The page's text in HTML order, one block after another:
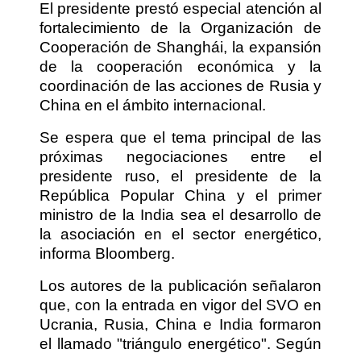
El presidente prestó especial atención al
fortalecimiento de la Organización de
Cooperación de Shanghái, la expansión
de la cooperación económica y la
coordinación de las acciones de Rusia y
China en el ámbito internacional.
Se espera que el tema principal de las
próximas negociaciones entre el
presidente ruso, el presidente de la
República Popular China y el primer
ministro de la India sea el desarrollo de
la asociación en el sector energético,
informa Bloomberg.
Los autores de la publicación señalaron
que, con la entrada en vigor del SVO en
Ucrania, Rusia, China e India formaron
el llamado "triángulo energético". Según